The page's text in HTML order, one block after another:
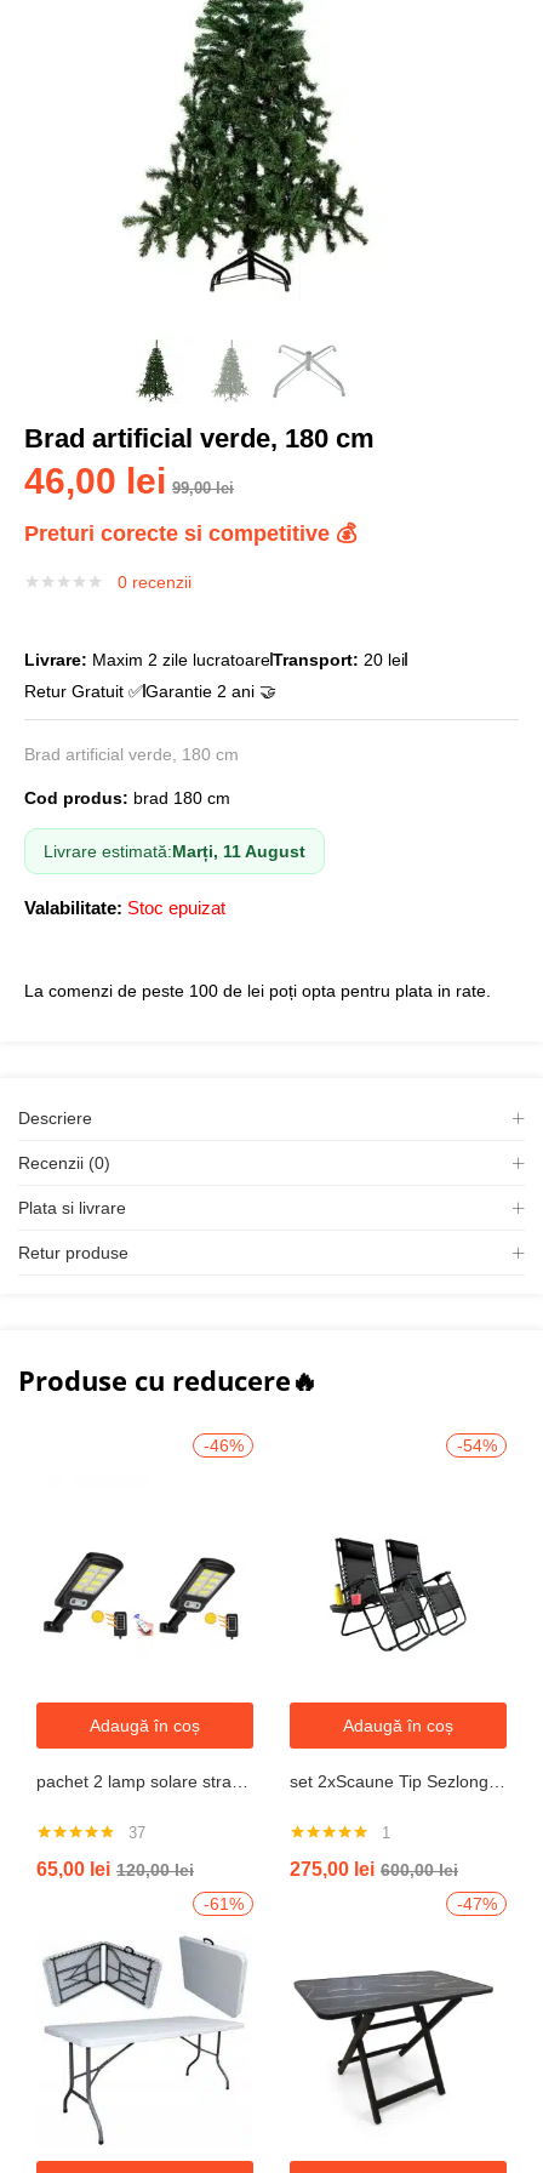
Brad artificial verde, 180 cm
46,00 lei 99,00lei
Preturi corecte si competitive 💰
0 recenzii
Livrare: Maxim 2 zile lucratoareTransport: 20 lei
Retur Gratuit ✅Garantie 2 ani 🤝
Brad artificial verde, 180 cm
Cod produs: brad 180 cm
Livrare estimată:Marți, 11 August
Valabilitate: Stoc epuizat
La comenzi de peste 100 de lei poți opta pentru plata in rate.
Descriere
Recenzii (0)
Plata si livrare
Retur produse
Produse cu reducere🔥
-46%
Adaugă în coș
4.76din 5
37
65,00 lei 120,00lei
-54%
Adaugă în coș
5.00din 5
1
275,00 lei 600,00lei
-61%
-47%